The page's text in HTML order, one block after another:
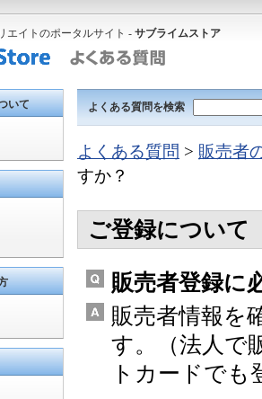
エイトのポータルサイト - サブライムストア
いて よくある質問を検索
よくある質問 > 販売者
すか？
ご登録について
販売者登録に
販売者情報を
す。（法人で
トカードでも